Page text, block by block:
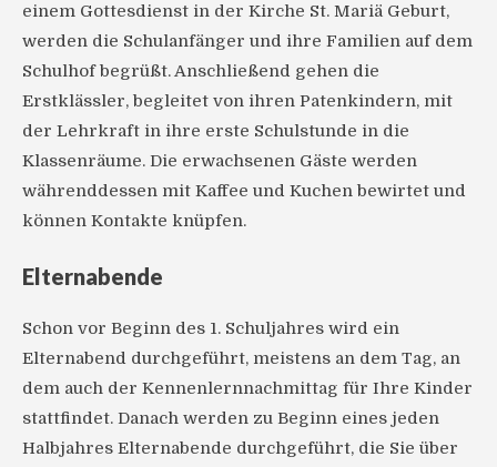
einem Gottesdienst in der Kirche St. Mariä Geburt,
werden die Schulanfänger und ihre Familien auf dem
Schulhof begrüßt. Anschließend gehen die
Erstklässler, begleitet von ihren Patenkindern, mit
der Lehrkraft in ihre erste Schulstunde in die
Klassenräume. Die erwachsenen Gäste werden
währenddessen mit Kaffee und Kuchen bewirtet und
können Kontakte knüpfen.
Elternabende
Schon vor Beginn des 1. Schuljahres wird ein
Elternabend durchgeführt, meistens an dem Tag, an
dem auch der Kennenlernnachmittag für Ihre Kinder
stattfindet. Danach werden zu Beginn eines jeden
Halbjahres Elternabende durchgeführt, die Sie über